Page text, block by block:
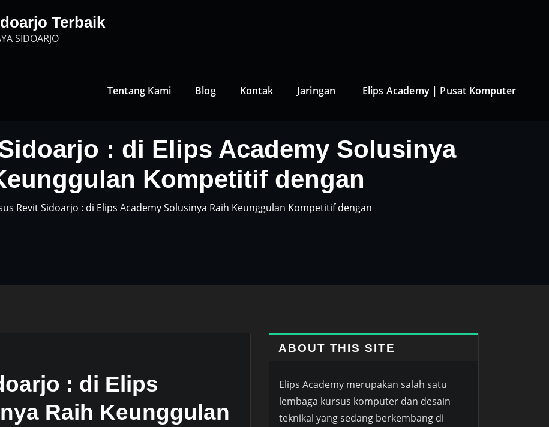
Terbaik
SIDOARJO
Tentang Kami Blog Kontak Jaringan Elips Academy | Pusat Komputer
: di Elips Academy Solusinya
Kompetitif dengan
Revit Sidoarjo : di Elips Academy Solusinya Raih Keunggulan Kompetitif dengan
: di Elips
Raih Keunggulan
ABOUT THIS SITE
Elips Academy merupakan salah satu
lembaga kursus komputer dan desain
teknikal yang sedang berkembang di